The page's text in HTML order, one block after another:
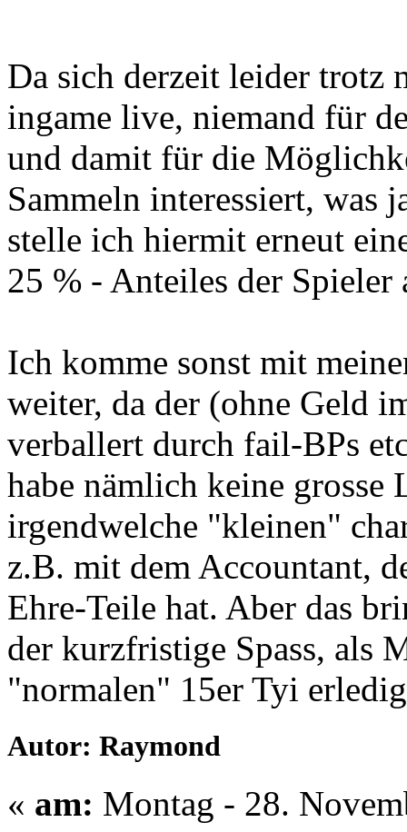
Da sich derzeit leider trotz
ingame live, niemand für
und damit für die
Sammeln interessiert, was
stelle ich hiermit erneut
25 % - Anteiles der Spieler
Ich komme sonst mit
weiter, da der (ohne Geld
verballert durch fail-BPs
habe nämlich keine
irgendwelche "kleinen"
z.B. mit dem Accountant,
Ehre-Teile hat. Aber das
der kurzfristige Spass, als
"normalen" 15er Tyi
Autor: Raymond
« am: Montag - 28.